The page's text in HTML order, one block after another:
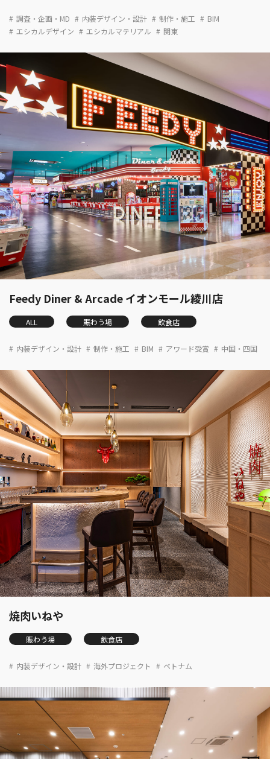
調査・企画・MD 内装デザイン・設計 制作・施工
BIM
エシカルデザイン
エシカルマテリアル 関東
Feedy Diner & Arcade イオンモール綾川店
ALL 賑わう場 飲食店
内装デザイン・設計 制作・施工 BIM アワード受賞 中国・四国
焼肉いねや
賑わう場 飲食店
内装デザイン・設計 海外プロジェクト ベトナム